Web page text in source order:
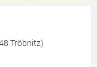
Tröbnitz)